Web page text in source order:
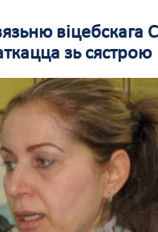
віцебскага
зь сястрою